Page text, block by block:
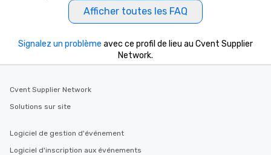
2.5 hours; our
incentives.
Afficher toutes les FAQ
Signalez un problème avec ce profil de lieu au Cvent Supplier
Network.
Cvent Supplier Network
Solutions sur site
Logiciel de gestion d'événement
Logiciel d'inscription aux événements